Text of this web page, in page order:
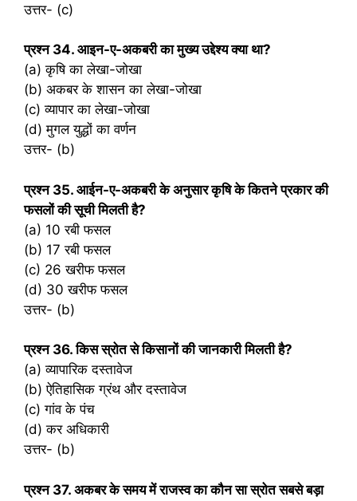
उत्तर- (c)
प्रश्‍न 34. आइन-ए-अकबरी का मुख्य उद्देश्य क्या था?
(a) कृषि का लेखा-जोखा
(b) अकबर के शासन का लेखा-जोखा
(c) व्यापार का लेखा-जोखा
(d) मुगल युद्धों का वर्णन
उत्तर- (b)
प्रश्‍न 35. आईन-ए-अकबरी के अनुसार कृषि के कितने प्रकार की
फसलों की सूची मिलती है?
(a) 10 रबी फसल
(b) 17 रबी फसल
(c) 26 खरीफ फसल
(d) 30 खरीफ फसल
उत्तर- (b)
प्रश्‍न 36. किस स्रोत से किसानों की जानकारी मिलती है?
(a) व्यापारिक दस्तावेज
(b) ऐतिहासिक ग्रंथ और दस्तावेज
(c) गांव के पंच
(d) कर अधिकारी
उत्तर- (b)
प्रश्‍न 37. अकबर के समय में राजस्व का कौन सा स्रोत सबसे बड़ा